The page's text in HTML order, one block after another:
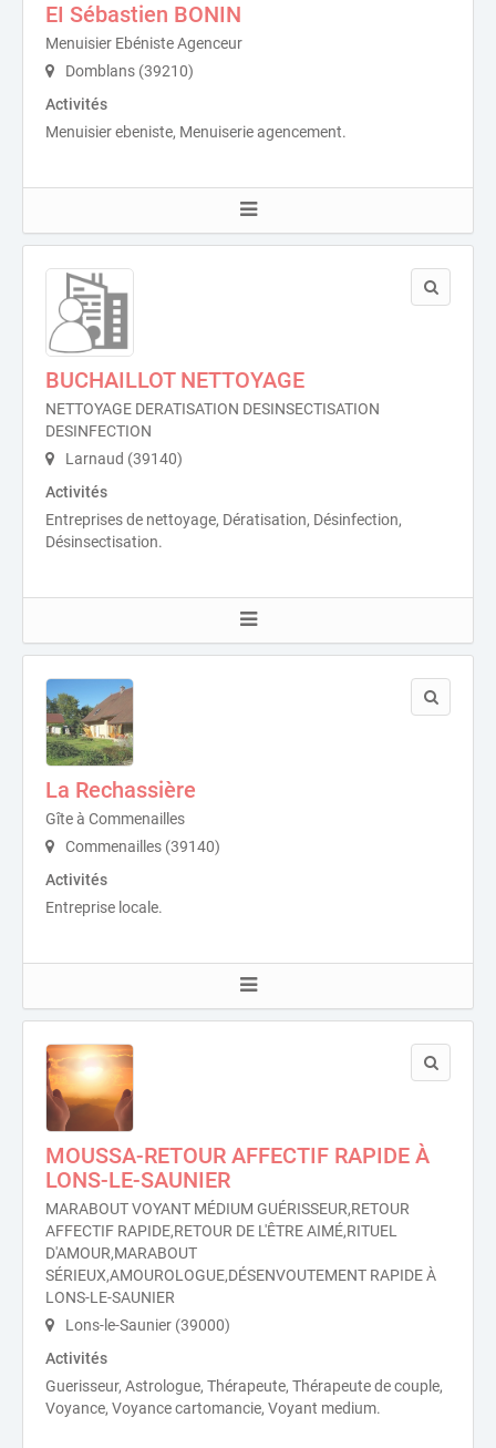
EI Sébastien BONIN
Menuisier Ebéniste Agenceur
Domblans (39210)
Activités
Menuisier ebeniste, Menuiserie agencement.
BUCHAILLOT NETTOYAGE
NETTOYAGE DERATISATION DESINSECTISATION
DESINFECTION
Larnaud (39140)
Activités
Entreprises de nettoyage, Dératisation, Désinfection,
Désinsectisation.
La Rechassière
Gîte à Commenailles
Commenailles (39140)
Activités
Entreprise locale.
MOUSSA-RETOUR AFFECTIF RAPIDE À
LONS-LE-SAUNIER
MARABOUT VOYANT MÉDIUM GUÉRISSEUR,RETOUR
AFFECTIF RAPIDE,RETOUR DE L'ÊTRE AIMÉ,RITUEL
D'AMOUR,MARABOUT
SÉRIEUX,AMOUROLOGUE,DÉSENVOUTEMENT RAPIDE À
LONS-LE-SAUNIER
Lons-le-Saunier (39000)
Activités
Guerisseur, Astrologue, Thérapeute, Thérapeute de couple,
Voyance, Voyance cartomancie, Voyant medium.